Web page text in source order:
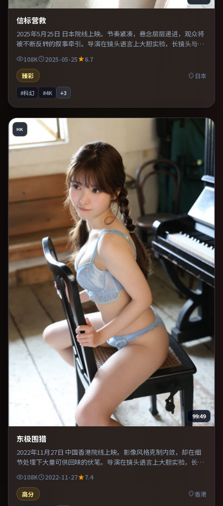
信标营救
2025年5月25日 日本院线上映。节奏紧凑，悬念层层递进，观众将
被不断反转的叙事牵引。导演在镜头语言上大胆实验，长镜头与特
写交替强化压迫感。片尾留白意味深长，值得二刷细品台词与构
图。
108K 2025-05-25
6.7
臻彩
日本
#科幻 #4K +3
HK
99:49
东极围猎
2022年11月27日 中国香港院线上映。影像风格克制内敛，却在细
节处埋下大量可供回味的伏笔。导演在镜头语言上大胆实验，长镜
头与特写交替强化压迫感。推荐给偏爱群像戏与命运母题的影迷。
108K 2022-11-27
7.4
高分
香港